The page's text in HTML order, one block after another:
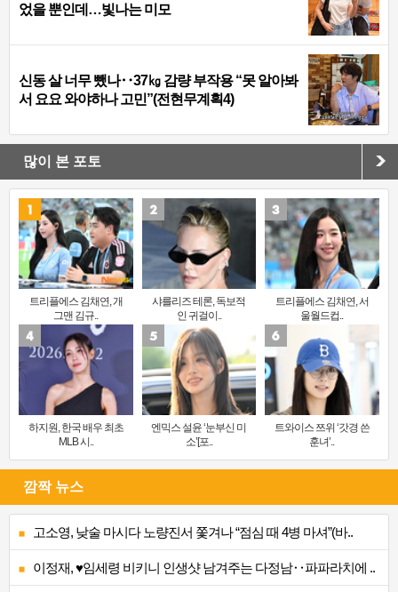
었을 뿐인데…빛나는 미모
신동 살 너무 뺐나‥37㎏ 감량 부작용 “못 알아봐
서 요요 와야하나 고민”(전현무계획4)
많이 본 포토
트리플에스 김채연, 개
그맨 김규..
샤를리즈 테론, 독보적
인 귀걸이..
트리플에스 김채연, 서
울월드컵..
하지원, 한국 배우 최초
MLB 시..
엔믹스 설윤 ‘눈부신 미
소’[포..
트와이스 쯔위 ‘갓경 쓴
훈녀’..
깜짝 뉴스
고소영, 낮술 마시다 노량진서 쫓겨나 “점심 때 4병 마셔”(바..
이정재, ♥임세령 비키니 인생샷 남겨주는 다정남‥파파라치에 ..